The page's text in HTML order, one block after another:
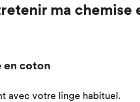
ma chemise
en coton
avec votre linge habituel.